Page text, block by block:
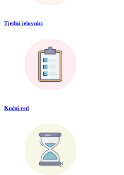
Tjedni jelovnici
Kućni red